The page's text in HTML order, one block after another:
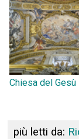
Chiesa del Gesù
più letti da: